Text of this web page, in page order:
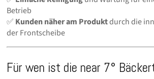
Betrieb
✅ Kunden näher am Produktdurch die
der Frontscheibe
Für wen ist die near 7°